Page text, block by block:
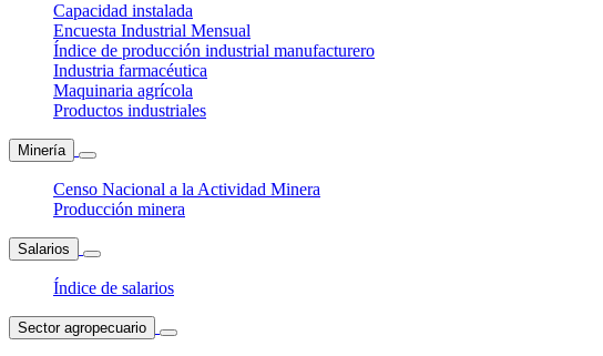
Capacidad instalada
Encuesta Industrial Mensual
Índice de producción industrial manufacturero
Industria farmacéutica
Maquinaria agrícola
Productos industriales
Minería
Censo Nacional a la Actividad Minera
Producción minera
Salarios
Índice de salarios
Sector agropecuario